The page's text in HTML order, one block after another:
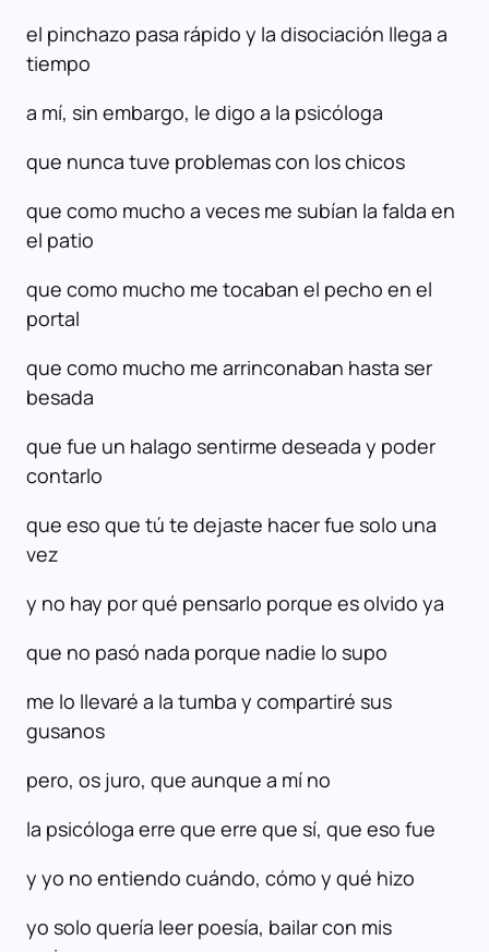
el pinchazo pasa rápido y la disociación llega a
tiempo
a mí, sin embargo, le digo a la psicóloga
que nunca tuve problemas con los chicos
que como mucho a veces me subían la falda en
el patio
que como mucho me tocaban el pecho en el
portal
que como mucho me arrinconaban hasta ser
besada
que fue un halago sentirme deseada y poder
contarlo
que eso que tú te dejaste hacer fue solo una
vez
y no hay por qué pensarlo porque es olvido ya
que no pasó nada porque nadie lo supo
me lo llevaré a la tumba y compartiré sus
gusanos
pero, os juro, que aunque a mí no
la psicóloga erre que erre que sí, que eso fue
y yo no entiendo cuándo, cómo y qué hizo
yo solo quería leer poesía, bailar con mis